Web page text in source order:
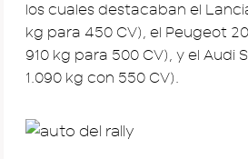
los cuales destacaban el
kg para 450 CV), el Peugeot
910 kg para 500 CV), y el Audi
1.090 kg con 550 CV).